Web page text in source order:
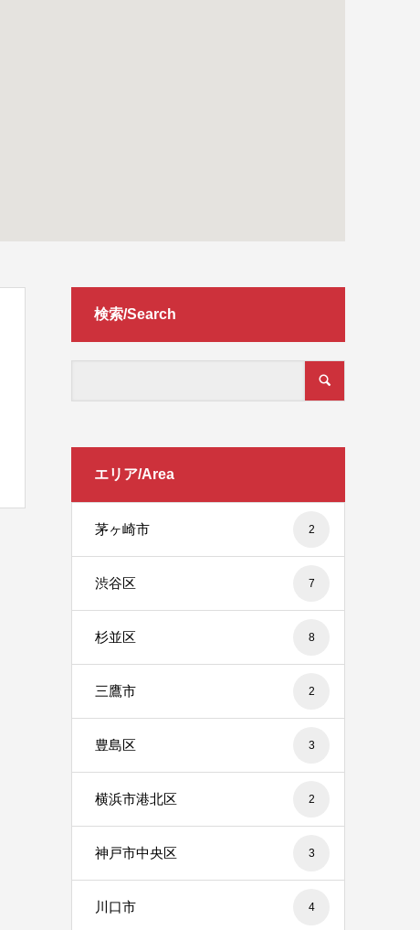
検索/Search
エリア/Area
茅ヶ崎市 2
渋谷区 7
杉並区 8
三鷹市 2
豊島区 3
横浜市港北区 2
神戸市中央区 3
川口市 4